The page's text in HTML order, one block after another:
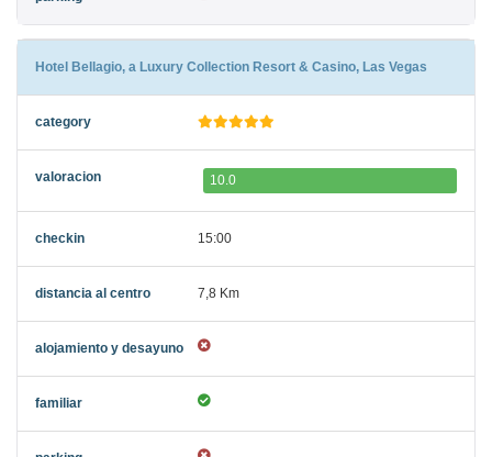
Hotel Bellagio, a Luxury Collection Resort & Casino, Las Vegas
10.0
15:00
7,8 Km